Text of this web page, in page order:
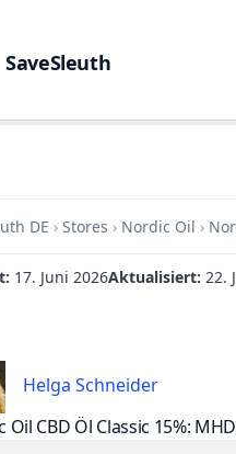
SaveSleuth
DE › Stores › Nordic Oil ›
17. Juni 2026Aktualisiert: 22.
Helga Schneider
Oil CBD Öl Classic 15%: